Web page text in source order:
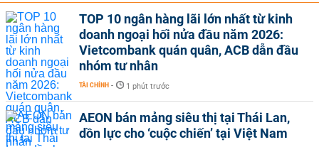
TOP 10 ngân hàng lãi lớn nhất từ kinh
doanh ngoại hối nửa đầu năm 2026:
Vietcombank quán quân, ACB dẫn đầu
nhóm tư nhân
TÀI CHÍNH - 1 phút trước
AEON bán mảng siêu thị tại Thái Lan,
dồn lực cho ‘cuộc chiến’ tại Việt Nam